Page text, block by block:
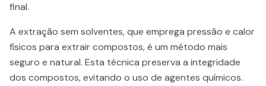
final.
A extração sem solventes, que emprega pressão e calor
físicos para extrair compostos, é um método mais
seguro e natural. Esta técnica preserva a integridade
dos compostos, evitando o uso de agentes químicos.